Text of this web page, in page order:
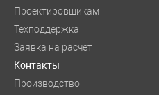
Проектировщикам
Техподдержка
Заявка на расчет
Контакты
Производство